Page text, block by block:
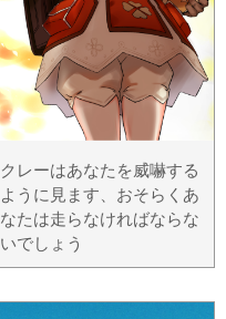
クレーはあなたを威嚇する
ように見ます、おそらくあ
なたは走らなければならな
いでしょう